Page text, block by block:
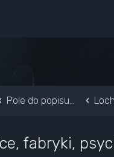
Pole do popisu...
fabryki,